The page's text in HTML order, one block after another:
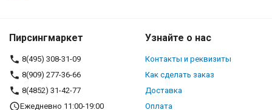
Пирсингмаркет
8(495) 308-31-09
8(909) 277-36-66
8(4852) 31-42-77
Ежедневно 11:00-19:00
Узнайте о нас
Контакты и реквизиты
Как сделать заказ
Доставка
Оплата